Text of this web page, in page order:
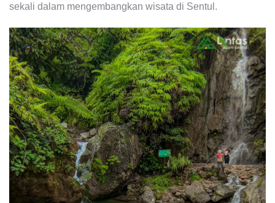
sekali dalam mengembangkan wisata di Sentul.